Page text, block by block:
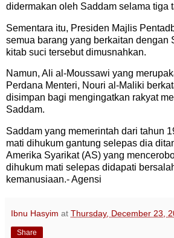
didermakan oleh Saddam selama tiga
Sementara itu, Presiden Majlis
semua barang yang berkaitan dengan
kitab suci tersebut dimusnahkan.
Namun, Ali al-Moussawi yang
Perdana Menteri, Nouri al-Maliki
disimpan bagi mengingatkan rakyat
Saddam.
Saddam yang memerintah dari tahun
mati dihukum gantung selepas dia
Amerika Syarikat (AS) yang
dihukum mati selepas didapati
kemanusiaan.- Agensi
Ibnu Hasyim at Thursday, December 23,
Share